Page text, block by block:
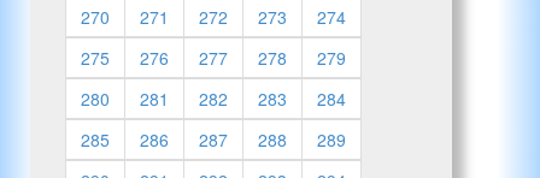
270
271 272 273
274
275
276 277 278
279
280
281 282 283
284
285
286 287 288
289